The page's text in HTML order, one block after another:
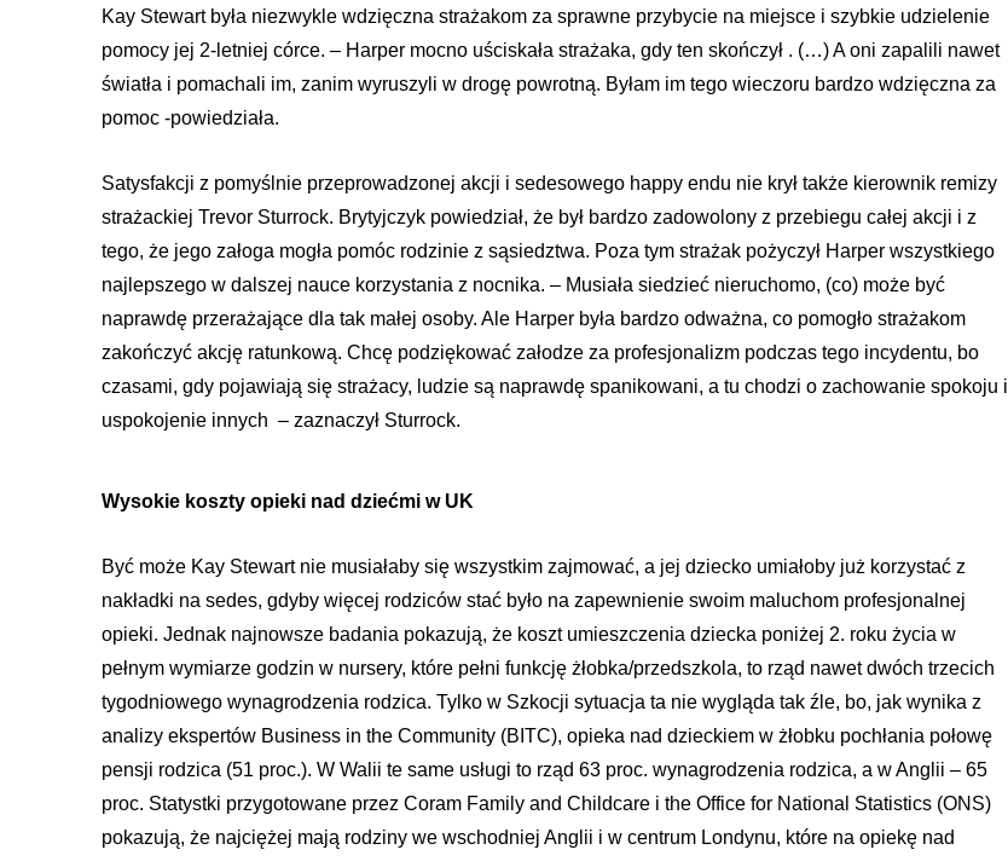
Kay Stewart była niezwykle wdzięczna strażakom za sprawne przybycie na miejsce i szybkie udzielenie
pomocy jej 2-letniej córce. – Harper mocno uściskała strażaka, gdy ten skończył . (…) A oni zapalili nawet
światła i pomachali im, zanim wyruszyli w drogę powrotną. Byłam im tego wieczoru bardzo wdzięczna za
pomoc -powiedziała.
Satysfakcji z pomyślnie przeprowadzonej akcji i sedesowego happy endu nie krył także kierownik remizy
strażackiej Trevor Sturrock. Brytyjczyk powiedział, że był bardzo zadowolony z przebiegu całej akcji i z
tego, że jego załoga mogła pomóc rodzinie z sąsiedztwa. Poza tym strażak pożyczył Harper wszystkiego
najlepszego w dalszej nauce korzystania z nocnika. – Musiała siedzieć nieruchomo, (co) może być
naprawdę przerażające dla tak małej osoby. Ale Harper była bardzo odważna, co pomogło strażakom
zakończyć akcję ratunkową. Chcę podziękować załodze za profesjonalizm podczas tego incydentu, bo
czasami, gdy pojawiają się strażacy, ludzie są naprawdę spanikowani, a tu chodzi o zachowanie spokoju i
uspokojenie innych – zaznaczył Sturrock.
Wysokie koszty opieki nad dziećmi w UK
Być może Kay Stewart nie musiałaby się wszystkim zajmować, a jej dziecko umiałoby już korzystać z
nakładki na sedes, gdyby więcej rodziców stać było na zapewnienie swoim maluchom profesjonalnej
opieki. Jednak najnowsze badania pokazują, że koszt umieszczenia dziecka poniżej 2. roku życia w
pełnym wymiarze godzin w nursery, które pełni funkcję żłobka/przedszkola, to rząd nawet dwóch trzecich
tygodniowego wynagrodzenia rodzica. Tylko w Szkocji sytuacja ta nie wygląda tak źle, bo, jak wynika z
analizy ekspertów Business in the Community (BITC), opieka nad dzieckiem w żłobku pochłania połowę
pensji rodzica (51 proc.). W Walii te same usługi to rząd 63 proc. wynagrodzenia rodzica, a w Anglii – 65
proc. Statystki przygotowane przez Coram Family and Childcare i the Office for National Statistics (ONS)
pokazują, że najciężej mają rodziny we wschodniej Anglii i w centrum Londynu, które na opiekę nad